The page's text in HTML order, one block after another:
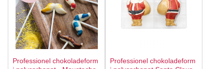
Professionel chokoladeform
Professionel chokoladeform